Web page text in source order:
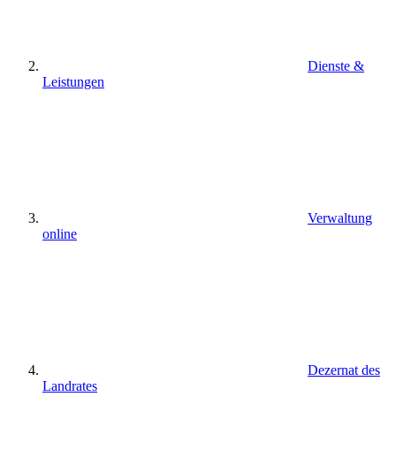
Dienste &
Leistungen
Verwaltung
online
Dezernat des
Landrates